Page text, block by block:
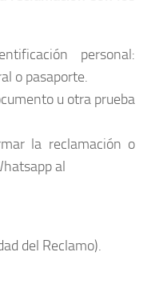
personal:
o pasaporte.
u otra prueba
la reclamación o
al
del Reclamo).